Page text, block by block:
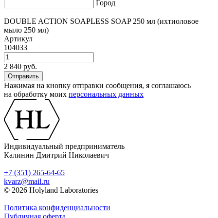
Город
DOUBLE ACTION SOAPLESS SOAP 250 мл (ихтиоловое
мыло 250 мл)
Артикул
104033
2 840 руб.
Нажимая на кнопку отправки сообщения, я соглашаюсь
на обработку моих персональных данных
Индивидуальный предприниматель
Калинин Дмитрий Николаевич
+7 (351) 265-64-65
kvarz@mail.ru
© 2026 Holyland Laboratories
Политика конфиденциальности